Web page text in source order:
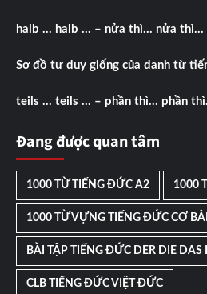
halb … halb … – nửa thì… nửa thì…
Sơ đồ tư duy giống của danh từ
teils … teils … – phần thì… phần
Đang được quan tâm
1000 TỪ TIẾNG ĐỨC A2 1000
1000 TỪ VỰNG TIẾNG ĐỨC CƠ
BÀI TẬP TIẾNG ĐỨC DER DIE DAS
CLB TIẾNG ĐỨC VIỆT ĐỨC